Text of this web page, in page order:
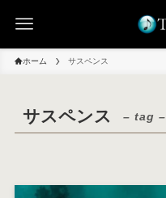
ホーム サスペンス
サスペンス – tag –